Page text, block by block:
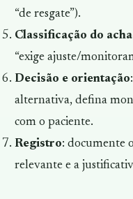
“de resgate”).
Classificação do
“exige ajuste/
Decisão e orientação
alternativa, defina
com o paciente.
Registro: documente
relevante e a